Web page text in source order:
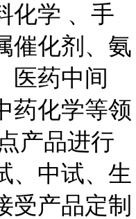
化学 、手
催化剂、氨
医药中间
药化学等领
产品进行
、中试、生
受产品定制